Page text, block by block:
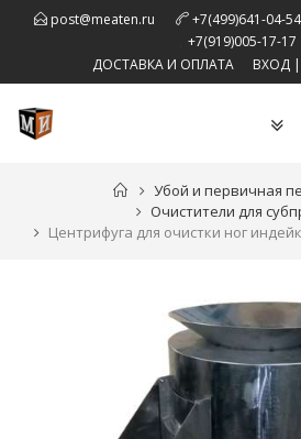
post@meaten.ru +7(499)641-04-54
+7(919)005-17-17
ДОСТАВКА И ОПЛАТА
ВХОД|
Убой и первичная
Очистители для
Центрифуга для очистки ног